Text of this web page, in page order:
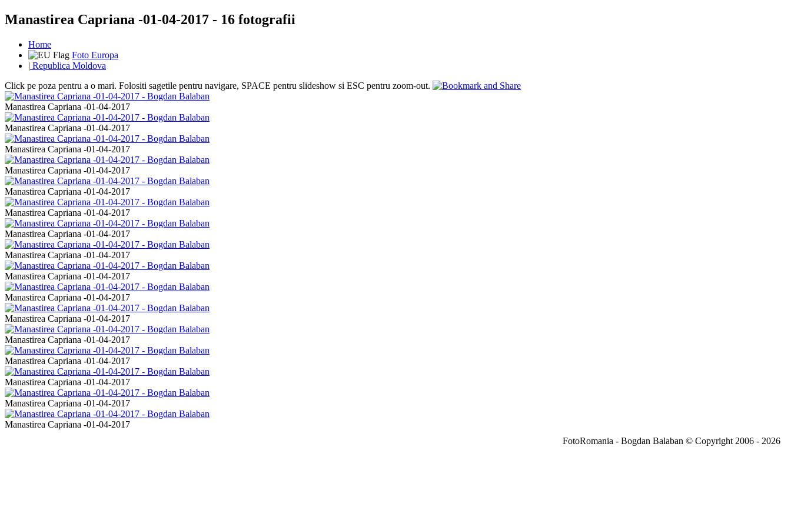
Manastirea Capriana -01-04-2017 - 16 fotografii
Home
Foto Europa
| Republica Moldova
Click pe poza pentru a o mari. Folositi sagetile pentru navigare, SPACE pentru slideshow si ESC pentru zoom-out.
Manastirea Capriana -01-04-2017
Manastirea Capriana -01-04-2017
Manastirea Capriana -01-04-2017
Manastirea Capriana -01-04-2017
Manastirea Capriana -01-04-2017
Manastirea Capriana -01-04-2017
Manastirea Capriana -01-04-2017
Manastirea Capriana -01-04-2017
Manastirea Capriana -01-04-2017
Manastirea Capriana -01-04-2017
Manastirea Capriana -01-04-2017
Manastirea Capriana -01-04-2017
Manastirea Capriana -01-04-2017
Manastirea Capriana -01-04-2017
Manastirea Capriana -01-04-2017
Manastirea Capriana -01-04-2017
FotoRomania - Bogdan Balaban © Copyright 2006 - 2026